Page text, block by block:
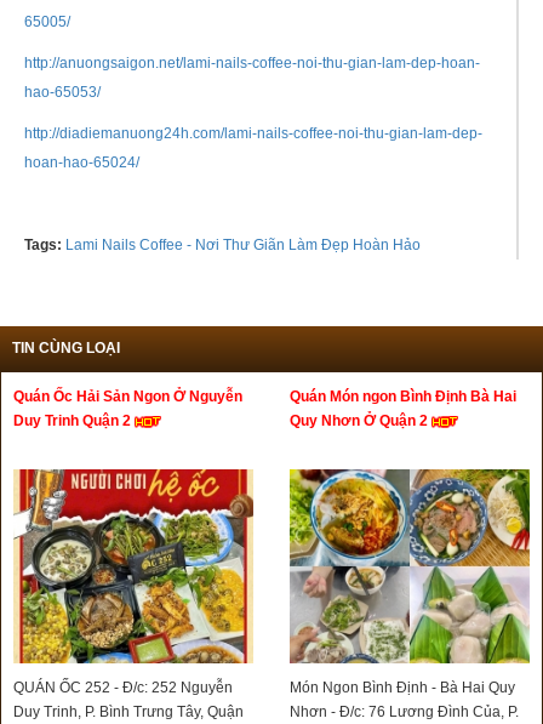
65005/
http://anuongsaigon.net/lami-nails-coffee-noi-thu-gian-lam-dep-hoan-
hao-65053/
http://diadiemanuong24h.com/lami-nails-coffee-noi-thu-gian-lam-dep-
hoan-hao-65024/
Tags: Lami Nails Coffee - Nơi Thư Giãn Làm Đẹp Hoàn Hảo
TIN CÙNG LOẠI
Quán Ốc Hải Sản Ngon Ở Nguyễn
Duy Trinh Quận 2
QUÁN ỐC 252 - Đ/c: 252 Nguyễn
Duy Trinh, P. Bình Trưng Tây, Quận
Quán Món ngon Bình Định Bà Hai
Quy Nhơn Ở Quận 2
Món Ngon Bình Định - Bà Hai Quy
Nhơn - Đ/c: 76 Lương Đình Của, P.